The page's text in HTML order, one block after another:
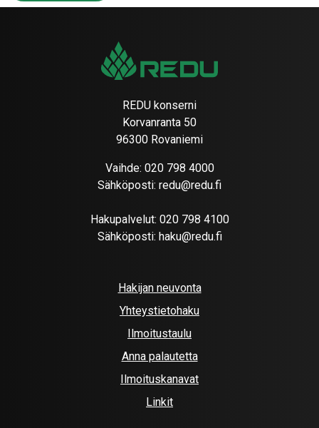
REDU konserni
Korvanranta 50
96300 Rovaniemi
Vaihde: 020 798 4000
Sähköposti: redu@redu.fi
Hakupalvelut: 020 798 4100
Sähköposti: haku@redu.fi
Hakijan neuvonta
Yhteystietohaku
Ilmoitustaulu
Anna palautetta
Ilmoituskanavat
Linkit